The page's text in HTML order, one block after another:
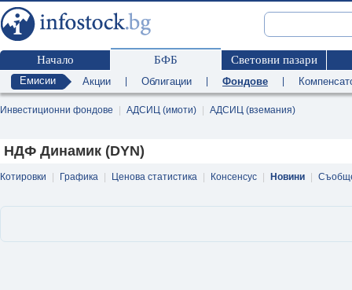
Начало БФБ Световни пазари
Емисии Акции Облигации Фондове
Инвестиционни фондове АДСИЦ (имоти) АДСИЦ (вземания)
НДФ Динамик (DYN)
Котировки Графика Ценова статистика Консенсус Новини